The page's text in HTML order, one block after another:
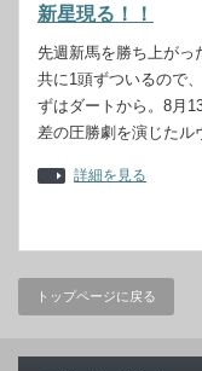
新星現る！！
先週新馬を勝ち上がっ
共に1頭ずついるので
ずはダートから。8月
差の圧勝劇を演じた
詳細を見る
トップページに戻る